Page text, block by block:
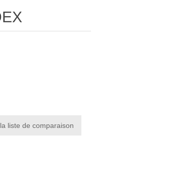
liste de comparaison